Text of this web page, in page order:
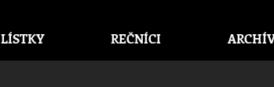
LÍSTKY REČNÍCI